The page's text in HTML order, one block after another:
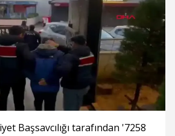
Başsavcılığı tarafından '7258